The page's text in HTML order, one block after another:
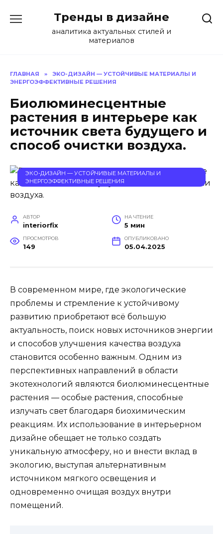
содержанию
Тренды в дизайне
аналитика актуальных стилей и
материалов
ГЛАВНАЯ »
ЭКО-ДИЗАЙН — УСТОЙЧИВЫЕ МАТЕРИАЛЫ И
ЭНЕРГОЭФФЕКТИВНЫЕ РЕШЕНИЯ
Биолюминесцентные
растения в интерьере как
источник света будущего и
способ очистки воздуха.
ЭКО-ДИЗАЙН — УСТОЙЧИВЫЕ МАТЕРИАЛЫ И
ЭНЕРГОЭФФЕКТИВНЫЕ РЕШЕНИЯ
АВТОР
interiorfix
НА ЧТЕНИЕ
5 мин
ПРОСМОТРОВ
149
ОПУБЛИКОВАНО
05.04.2025
В современном мире, где экологические
проблемы и стремление к устойчивому
развитию приобретают всё большую
актуальность, поиск новых источников энергии
и способов улучшения качества воздуха
становится особенно важным. Одним из
перспективных направлений в области
экотехнологий являются биолюминесцентные
растения — особые растения, способные
излучать свет благодаря биохимическим
реакциям. Их использование в интерьерном
дизайне обещает не только создать
уникальную атмосферу, но и внести вклад в
экологию, выступая альтернативным
источником мягкого освещения и
одновременно очищая воздух внутри
помещений.